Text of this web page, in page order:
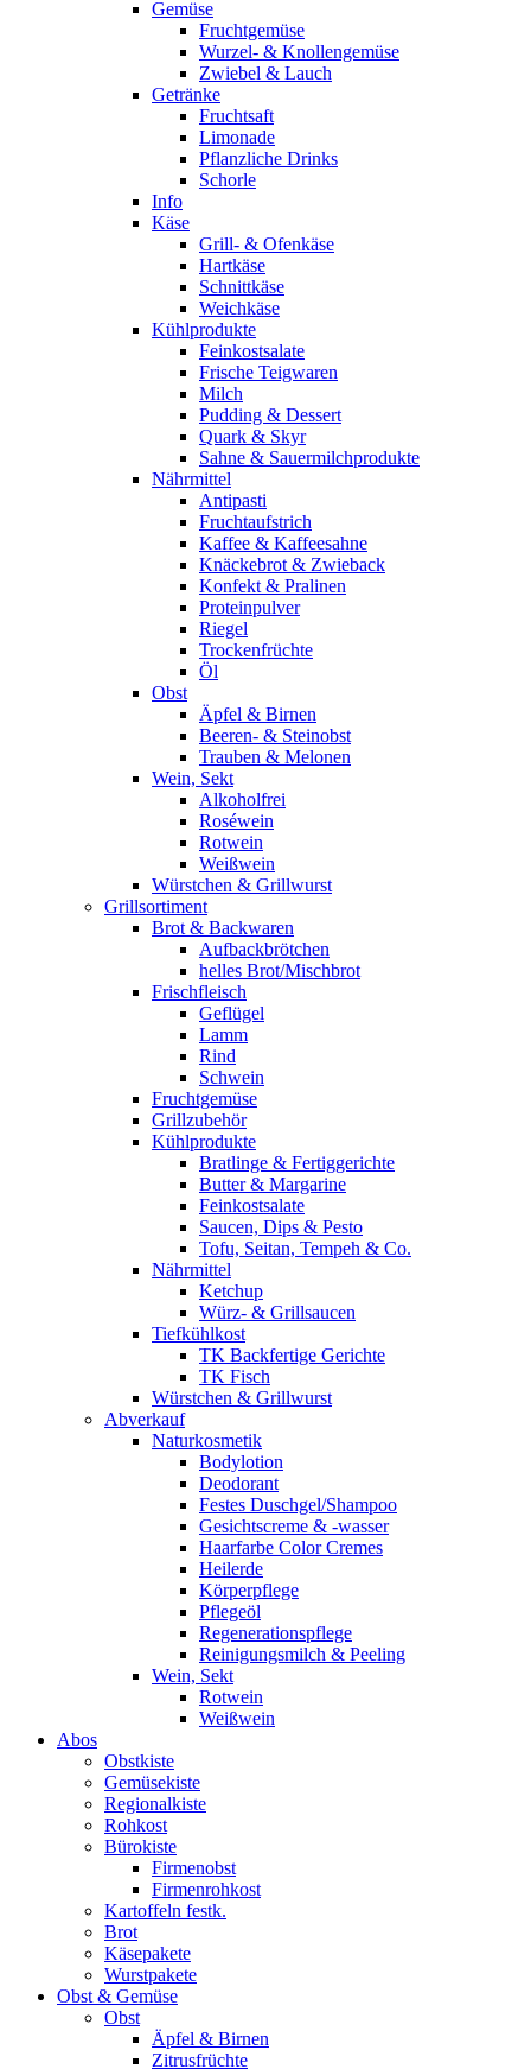
Gemüse
Fruchtgemüse
Wurzel- & Knollengemüse
Zwiebel & Lauch
Getränke
Fruchtsaft
Limonade
Pflanzliche Drinks
Schorle
Info
Käse
Grill- & Ofenkäse
Hartkäse
Schnittkäse
Weichkäse
Kühlprodukte
Feinkostsalate
Frische Teigwaren
Milch
Pudding & Dessert
Quark & Skyr
Sahne & Sauermilchprodukte
Nährmittel
Antipasti
Fruchtaufstrich
Kaffee & Kaffeesahne
Knäckebrot & Zwieback
Konfekt & Pralinen
Proteinpulver
Riegel
Trockenfrüchte
Öl
Obst
Äpfel & Birnen
Beeren- & Steinobst
Trauben & Melonen
Wein, Sekt
Alkoholfrei
Roséwein
Rotwein
Weißwein
Würstchen & Grillwurst
Grillsortiment
Brot & Backwaren
Aufbackbrötchen
helles Brot/Mischbrot
Frischfleisch
Geflügel
Lamm
Rind
Schwein
Fruchtgemüse
Grillzubehör
Kühlprodukte
Bratlinge & Fertiggerichte
Butter & Margarine
Feinkostsalate
Saucen, Dips & Pesto
Tofu, Seitan, Tempeh & Co.
Nährmittel
Ketchup
Würz- & Grillsaucen
Tiefkühlkost
TK Backfertige Gerichte
TK Fisch
Würstchen & Grillwurst
Abverkauf
Naturkosmetik
Bodylotion
Deodorant
Festes Duschgel/Shampoo
Gesichtscreme & -wasser
Haarfarbe Color Cremes
Heilerde
Körperpflege
Pflegeöl
Regenerationspflege
Reinigungsmilch & Peeling
Wein, Sekt
Rotwein
Weißwein
Abos
Obstkiste
Gemüsekiste
Regionalkiste
Rohkost
Bürokiste
Firmenobst
Firmenrohkost
Kartoffeln festk.
Brot
Käsepakete
Wurstpakete
Obst & Gemüse
Obst
Äpfel & Birnen
Zitrusfrüchte